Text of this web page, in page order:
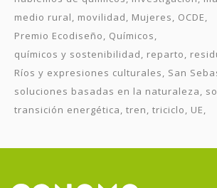
medio rural
movilidad Mujeres
OCDE
Premio Ecodiseño
Químicos
químicos y sostenibilidad
reparto
Ríos y expresiones culturales
San
soluciones basadas en la naturaleza
transición energética tren triciclo UE